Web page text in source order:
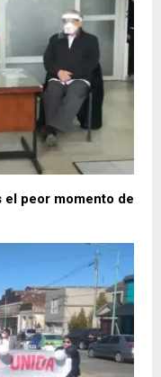
el peor momento de